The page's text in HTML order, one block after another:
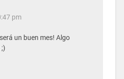
pm
un buen mes! Algo